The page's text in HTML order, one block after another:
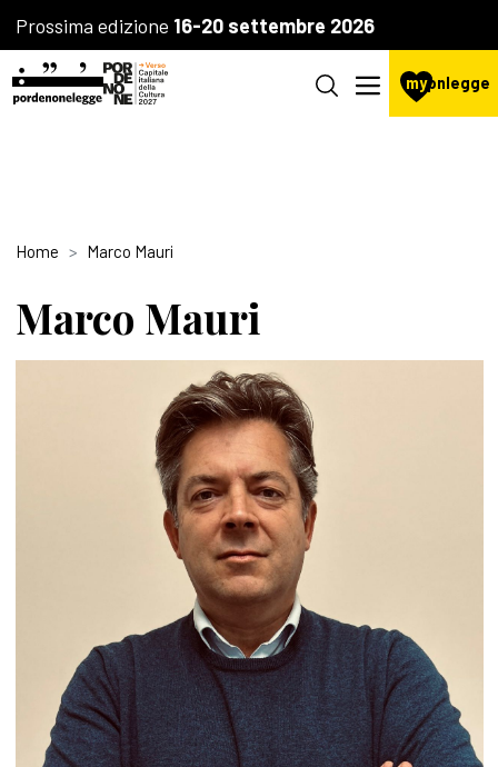
Prossima edizione 16-20 settembre 2026
mypnlegge
Home Marco Mauri
Marco Mauri